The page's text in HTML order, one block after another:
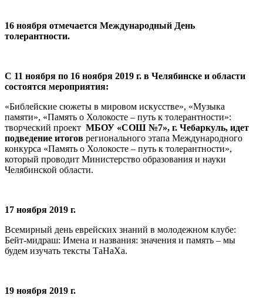
16 ноября отмечается Международный День
толерантности.
С 11 ноября по 16 ноября 2019 г. в Челябинске и области
состоятся мероприятия:
«Библейские сюжеты в мировом искусстве», «Музыка
памяти», «Память о Холокосте – путь к толерантности»:
творческий проект МБОУ «СОШ №7», г. Чебаркуль, идет
подведение итогов регионального этапа Международного
конкурса «Память о Холокосте – путь к толерантности»,
который проводит Министерство образования и науки
Челябинской области.
17 ноября 2019 г.
Всемирный день еврейских знаний в молодежном клубе:
Бейт-мидраш: Имена и названия: значения и память – мы
будем изучать тексты ТаНаХа.
19 ноября 2019 г.